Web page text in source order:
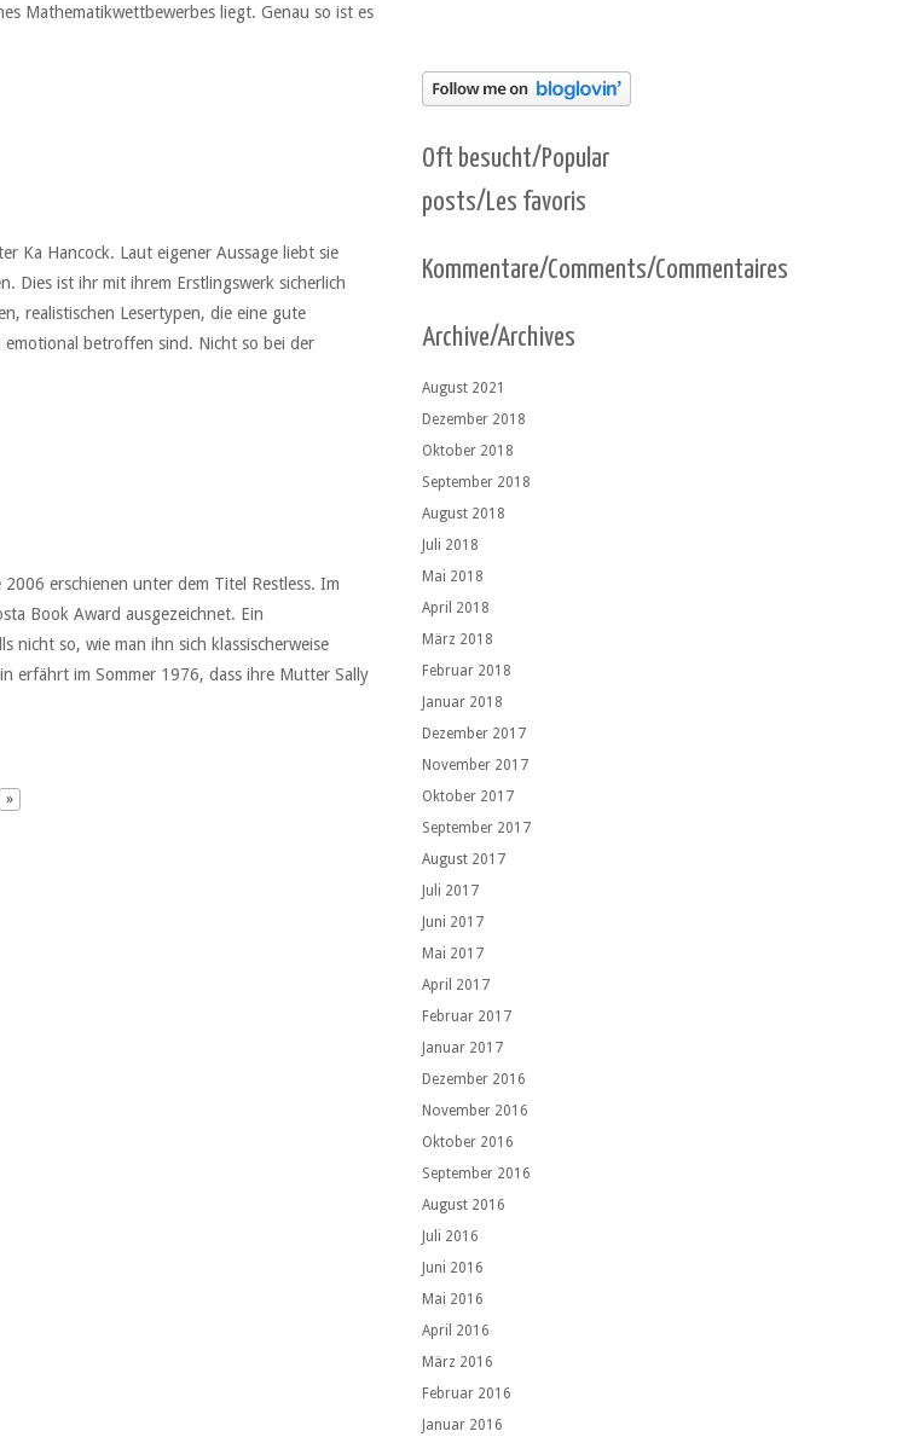
Mathematikwettbewerbes liegt. Genau so ist es
Ka Hancock. Laut eigener Aussage liebt sie
Dies ist ihr mit ihrem Erstlingswerk sicherlich
realistischen Lesertypen, die eine gute
emotional betroffen sind. Nicht so bei der
erschienen unter dem Titel Restless. Im
Book Award ausgezeichnet. Ein
nicht so, wie man ihn sich klassischerweise
erfährt im Sommer 1976, dass ihre Mutter Sally
»
Oft besucht/Popular
posts/Les favoris
Kommentare/Comments/Commentaires
Archive/Archives
August 2021
Dezember 2018
Oktober 2018
September 2018
August 2018
Juli 2018
Mai 2018
April 2018
März 2018
Februar 2018
Januar 2018
Dezember 2017
November 2017
Oktober 2017
September 2017
August 2017
Juli 2017
Juni 2017
Mai 2017
April 2017
Februar 2017
Januar 2017
Dezember 2016
November 2016
Oktober 2016
September 2016
August 2016
Juli 2016
Juni 2016
Mai 2016
April 2016
März 2016
Februar 2016
Januar 2016